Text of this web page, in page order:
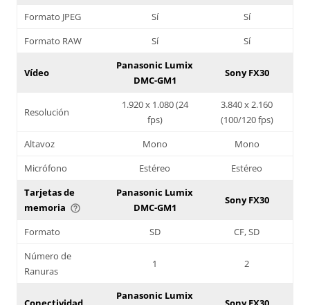
Formato JPEG Sí
Sí
Formato RAW
Sí Sí
Vídeo
Panasonic Lumix
DMC-GM1
Sony FX30
Resolución
1.920 x 1.080 (24
fps)
3.840 x 2.160
(100/120 fps)
Altavoz
Mono
Mono
Micrófono
Estéreo
Estéreo
Tarjetas de
memoria help_outline
Panasonic Lumix
DMC-GM1
Sony FX30
Formato SD
CF, SD
Número de
Ranuras
1 2
Panasonic Lumix